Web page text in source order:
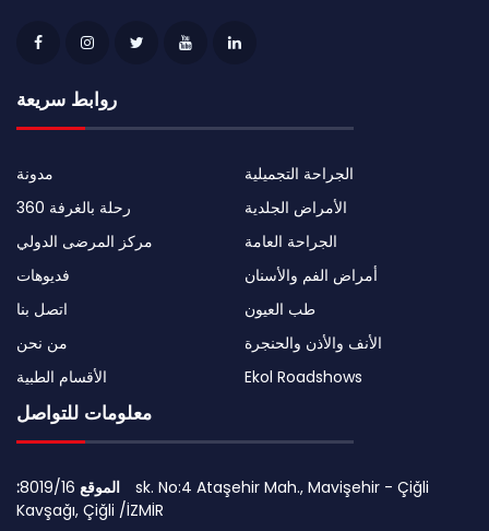
روابط سريعة
مدونة
رحلة بالغرفة 360
مركز المرضى الدولي
فديوهات
اتصل بنا
من نحن
الأقسام الطبية
الجراحة التجميلية
الأمراض الجلدية
الجراحة العامة
أمراض الفم والأسنان
طب العيون
الأنف والأذن والحنجرة
Ekol Roadshows
معلومات للتواصل
:الموقع 8019/16 sk. No:4 Ataşehir Mah., Mavişehir - Çiğli
Kavşağı, Çiğli /İZMİR